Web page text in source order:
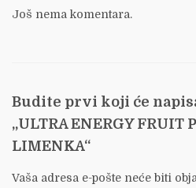
Još nema komentara.
Budite prvi koji će
„ULTRA ENERGY FRUIT
LIMENKA“
Vaša adresa e-pošte neće biti